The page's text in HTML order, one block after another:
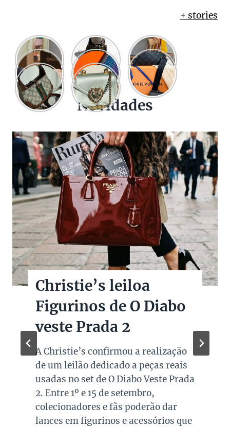
+ stories
Novidades
Christie’s leiloa
Figurinos de O Diabo
veste Prada 2
A Christie’s confirmou a realização
de um leilão dedicado a peças reais
usadas no set de O Diabo Veste Prada
2. Entre 1º e 15 de setembro,
colecionadores e fãs poderão dar
lances em figurinos e acessórios que